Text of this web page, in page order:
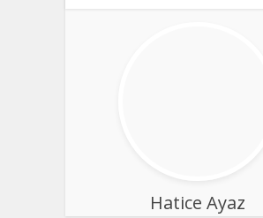
Hatice Ayaz